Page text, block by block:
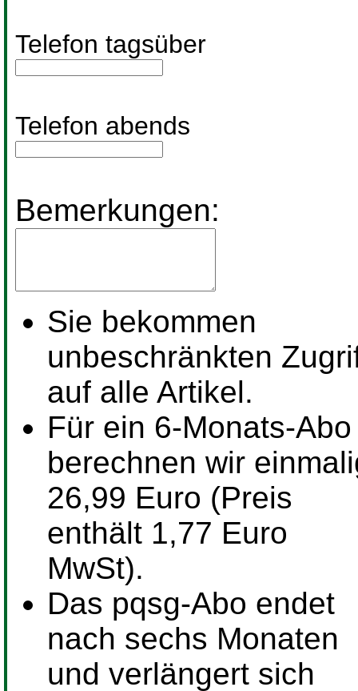
Telefon tagsüber
Telefon abends
Bemerkungen:
Sie bekommen
unbeschränkten
auf alle Artikel.
Für ein 6-Monats-Abo
berechnen wir
26,99 Euro (Preis
enthält 1,77 Euro
MwSt).
Das pqsg-Abo endet
nach sechs Monaten
und verlängert sich